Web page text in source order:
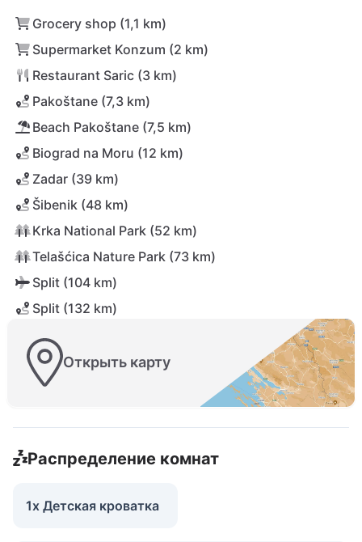
Grocery shop (1,1 km)
Supermarket Konzum (2 km)
Restaurant Saric (3 km)
Pakoštane (7,3 km)
Beach Pakoštane (7,5 km)
Biograd na Moru (12 km)
Zadar (39 km)
Šibenik (48 km)
Krka National Park (52 km)
Telašćica Nature Park (73 km)
Split (104 km)
Split (132 km)
Открыть карту
Распределение комнат
1x Детская кроватка